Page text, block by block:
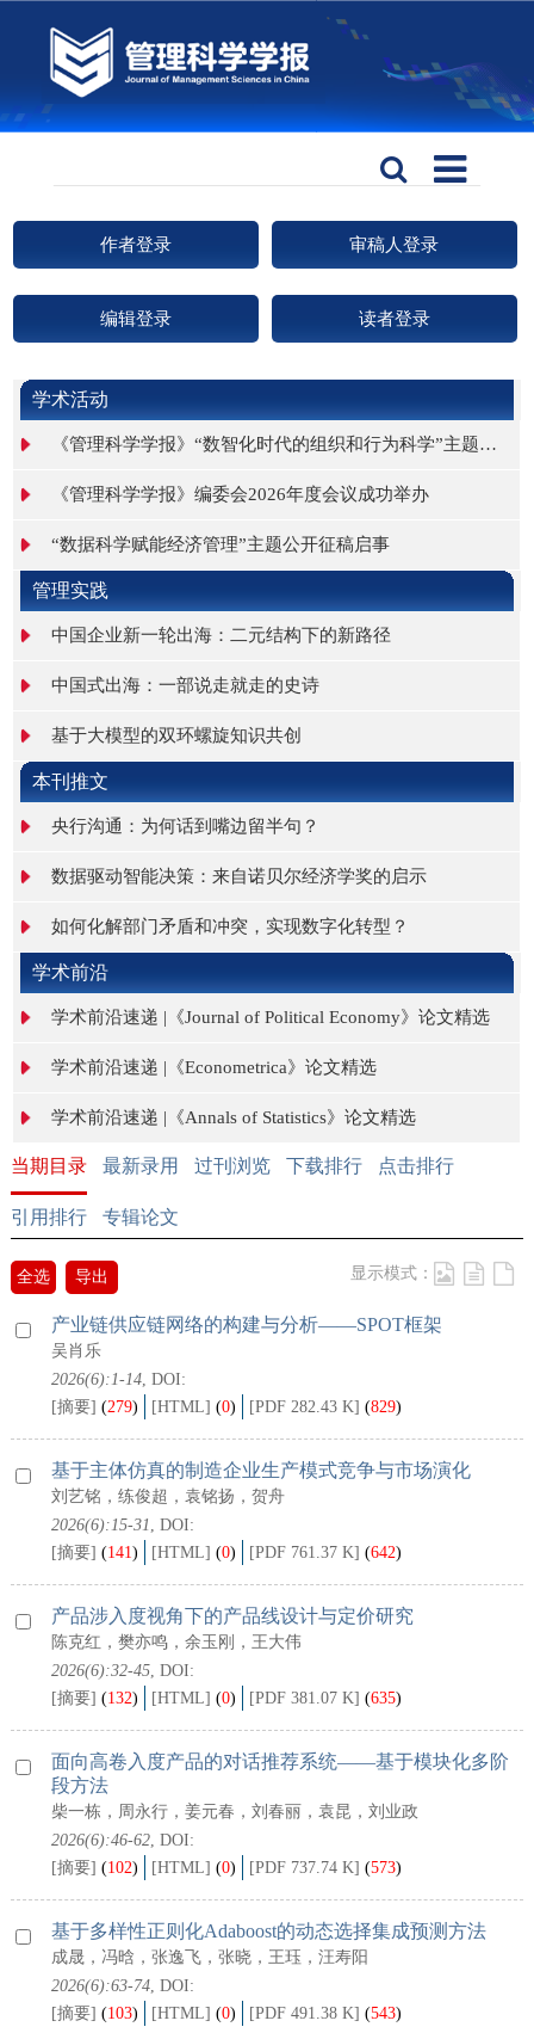
作者登录 审稿人登录
编辑登录 读者登录
学术活动
《管理科学学报》“数智化时代的组织和行为科学”主题征文通知
《管理科学学报》编委会2026年度会议成功举办
“数据科学赋能经济管理”主题公开征稿启事
管理实践
中国企业新一轮出海：二元结构下的新路径
中国式出海：一部说走就走的史诗
基于大模型的双环螺旋知识共创
本刊推文
央行沟通：为何话到嘴边留半句？
数据驱动智能决策：来自诺贝尔经济学奖的启示
如何化解部门矛盾和冲突，实现数字化转型？
学术前沿
学术前沿速递 |《Journal of Political Economy》论文精选
学术前沿速递 |《Econometrica》论文精选
学术前沿速递 |《Annals of Statistics》论文精选
当期目录 最新录用 过刊浏览 下载排行 点击排行
引用排行 专辑论文
全选 导出 显示模式：
产业链供应链网络的构建与分析——SPOT框架
吴肖乐
2026(6):1-14, DOI:
[摘要] (279) [HTML] (0) [PDF 282.43 K] (829)
基于主体仿真的制造企业生产模式竞争与市场演化
刘艺铭，练俊超，袁铭扬，贺舟
2026(6):15-31, DOI:
[摘要] (141) [HTML] (0) [PDF 761.37 K] (642)
产品涉入度视角下的产品线设计与定价研究
陈克红，樊亦鸣，余玉刚，王大伟
2026(6):32-45, DOI:
[摘要] (132) [HTML] (0) [PDF 381.07 K] (635)
面向高卷入度产品的对话推荐系统——基于模块化多阶
段方法
柴一栋，周永行，姜元春，刘春丽，袁昆，刘业政
2026(6):46-62, DOI:
[摘要] (102) [HTML] (0) [PDF 737.74 K] (573)
基于多样性正则化Adaboost的动态选择集成预测方法
成晟，冯晗，张逸飞，张晓，王珏，汪寿阳
2026(6):63-74, DOI:
[摘要] (103) [HTML] (0) [PDF 491.38 K] (543)